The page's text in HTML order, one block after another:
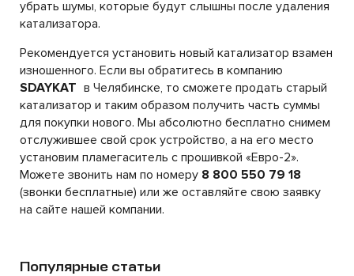
убрать шумы, которые будут слышны после удаления
катализатора.
Рекомендуется установить новый катализатор взамен
изношенного. Если вы обратитесь в компанию
SDAYKAT в Челябинске, то сможете продать старый
катализатор и таким образом получить часть суммы
для покупки нового. Мы абсолютно бесплатно снимем
отслужившее свой срок устройство, а на его место
установим пламегаситель с прошивкой «Евро-2».
Можете звонить нам по номеру 8 800 550 79 18
(звонки бесплатные) или же оставляйте свою заявку
на сайте нашей компании.
Популярные статьи